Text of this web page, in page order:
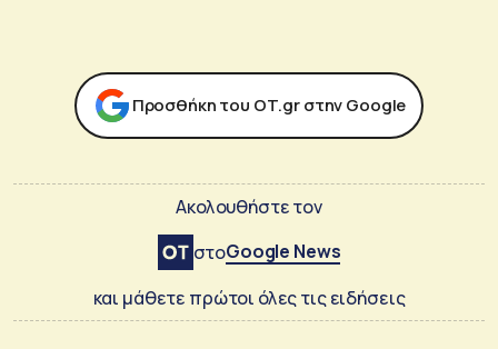
Προσθήκη του ΟΤ.gr στην Google
Ακολουθήστε τον
στοGoogle News
και μάθετε πρώτοι όλες τις ειδήσεις